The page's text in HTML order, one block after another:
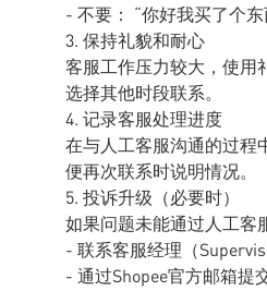
- 不要： “你好我买了个
3. 保持礼貌和耐心
客服工作压力较大，使用
选择其他时段联系。
4. 记录客服处理进度
在与人工客服沟通的过程
便再次联系时说明情况。
5. 投诉升级（必要时）
如果问题未能通过人工客
- 联系客服经理（
- 通过Shopee官方邮箱提